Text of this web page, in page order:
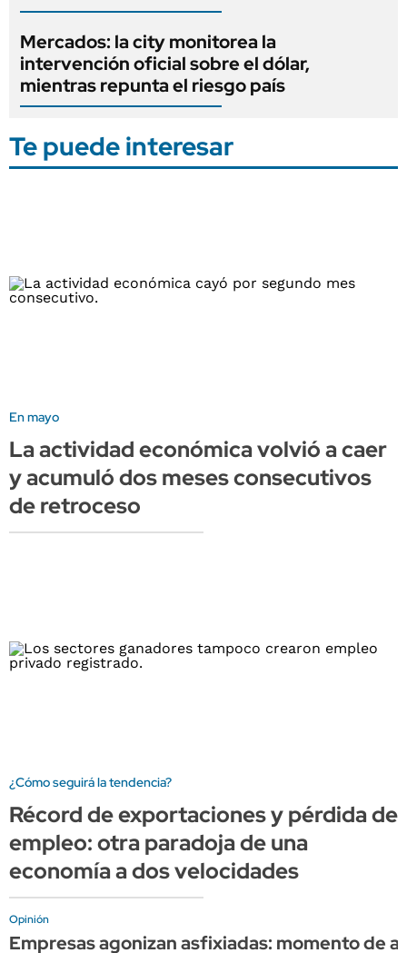
Mercados: la city monitorea la
intervención oficial sobre el dólar,
mientras repunta el riesgo país
Te puede interesar
En mayo
La actividad económica volvió a caer
y acumuló dos meses consecutivos
de retroceso
¿Cómo seguirá la tendencia?
Récord de exportaciones y pérdida de
empleo: otra paradoja de una
economía a dos velocidades
Opinión
Empresas agonizan asfixiadas: momento de